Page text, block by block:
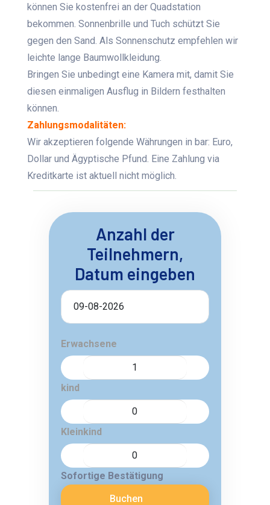
können Sie kostenfrei an der Quadstation
bekommen. Sonnenbrille und Tuch schützt Sie
gegen den Sand. Als Sonnenschutz empfehlen wir
leichte lange Baumwollkleidung.
Bringen Sie unbedingt eine Kamera mit, damit Sie
diesen einmaligen Ausflug in Bildern festhalten
können.
Zahlungsmodalitäten:
Wir akzeptieren folgende Währungen in bar: Euro,
Dollar und Ägyptische Pfund. Eine Zahlung via
Kreditkarte ist aktuell nicht möglich.
Anzahl der
Teilnehmern,
Datum eingeben
Erwachsene
kind
Kleinkind
Sofortige Bestätigung
Buchen